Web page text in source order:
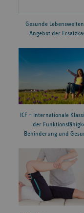
Gesunde
Angebot der
ICF – Internationale
der
Behinderung und